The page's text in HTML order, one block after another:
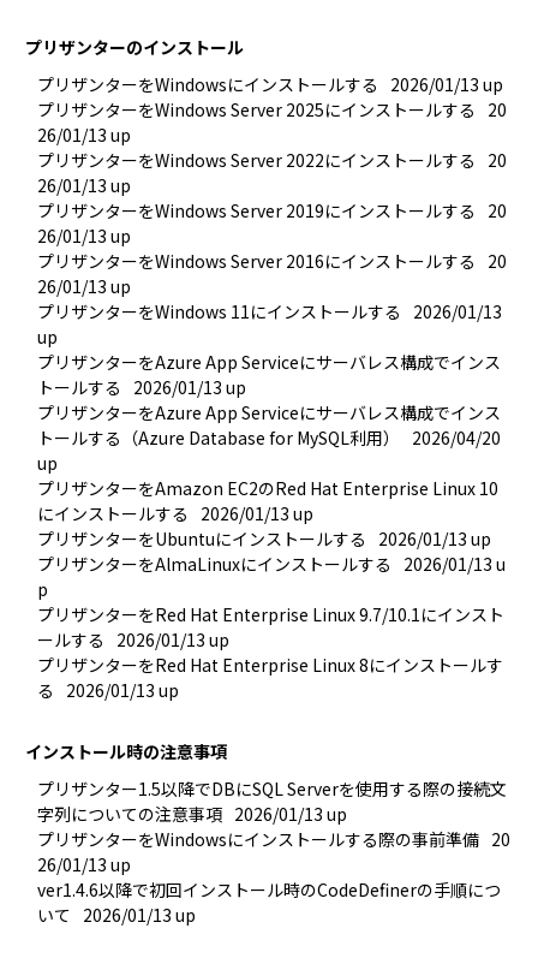
プリザンターのインストール
プリザンターをWindowsにインストールする
2026/01/13 up
プリザンターをWindows Server 2025にインストールする
20
26/01/13 up
プリザンターをWindows Server 2022にインストールする
20
26/01/13 up
プリザンターをWindows Server 2019にインストールする
20
26/01/13 up
プリザンターをWindows Server 2016にインストールする
20
26/01/13 up
プリザンターをWindows 11にインストールする
2026/01/13
up
プリザンターをAzure App Serviceにサーバレス構成でインス
トールする
2026/01/13 up
プリザンターをAzure App Serviceにサーバレス構成でインス
トールする（Azure Database for MySQL利用）
2026/04/20
up
プリザンターをAmazon EC2のRed Hat Enterprise Linux 10
にインストールする
2026/01/13 up
プリザンターをUbuntuにインストールする
2026/01/13 up
プリザンターをAlmaLinuxにインストールする
2026/01/13 u
p
プリザンターをRed Hat Enterprise Linux 9.7/10.1にインスト
ールする
2026/01/13 up
プリザンターをRed Hat Enterprise Linux 8にインストールす
る
2026/01/13 up
インストール時の注意事項
プリザンター1.5以降でDBにSQL Serverを使用する際の接続文
字列についての注意事項 2026/01/13 up
プリザンターをWindowsにインストールする際の事前準備 20
26/01/13 up
ver1.4.6以降で初回インストール時のCodeDefinerの手順につ
いて
2026/01/13 up